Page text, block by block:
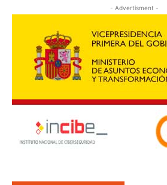
- Advertisment -